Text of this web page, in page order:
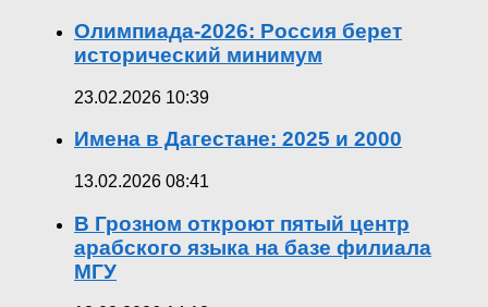
Олимпиада-2026: Россия берет
исторический минимум
23.02.2026 10:39
Имена в Дагестане: 2025 и 2000
13.02.2026 08:41
В Грозном откроют пятый центр
арабского языка на базе филиала
МГУ